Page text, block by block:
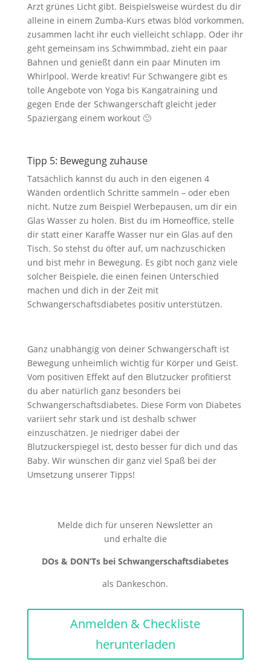
Arzt grünes Licht gibt. Beispielsweise würdest du dir
alleine in einem Zumba-Kurs etwas blöd vorkommen,
zusammen lacht ihr euch vielleicht schlapp. Oder ihr
geht gemeinsam ins Schwimmbad, zieht ein paar
Bahnen und genießt dann ein paar Minuten im
Whirlpool. Werde kreativ! Für Schwangere gibt es
tolle Angebote von Yoga bis Kangatraining und
gegen Ende der Schwangerschaft gleicht jeder
Spaziergang einem workout 🙂
Tipp 5: Bewegung zuhause
Tatsächlich kannst du auch in den eigenen 4
Wänden ordentlich Schritte sammeln – oder eben
nicht. Nutze zum Beispiel Werbepausen, um dir ein
Glas Wasser zu holen. Bist du im Homeoffice, stelle
dir statt einer Karaffe Wasser nur ein Glas auf den
Tisch. So stehst du öfter auf, um nachzuschicken
und bist mehr in Bewegung. Es gibt noch ganz viele
solcher Beispiele, die einen feinen Unterschied
machen und dich in der Zeit mit
Schwangerschaftsdiabetes positiv unterstützen.
Ganz unabhängig von deiner Schwangerschaft ist
Bewegung unheimlich wichtig für Körper und Geist.
Vom positiven Effekt auf den Blutzucker profitierst
du aber natürlich ganz besonders bei
Schwangerschaftsdiabetes. Diese Form von Diabetes
variiert sehr stark und ist deshalb schwer
einzuschätzen. Je niedriger dabei der
Blutzuckerspiegel ist, desto besser für dich und das
Baby. Wir wünschen dir ganz viel Spaß bei der
Umsetzung unserer Tipps!
Melde dich für unseren Newsletter an
und erhalte die
DOs & DON’Ts bei Schwangerschaftsdiabetes
als Dankeschön.
Anmelden & Checkliste
herunterladen